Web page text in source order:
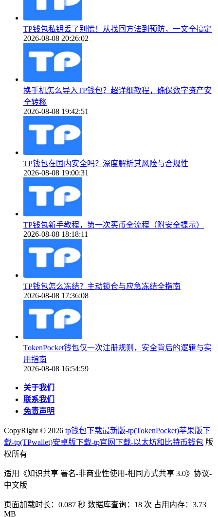
TP钱包私钥丢了别慌！从找回方法到预防，一文全搞定
2026-08-08 20:26:02
换手机怎么导入TP钱包？超详细教程，确保数字资产安
全转移
2026-08-08 19:42:51
TP钱包在国内安全吗？深度解析其风险与合规性
2026-08-08 19:00:31
TP钱包新手教程，第一次买币全流程（附安全提示）
2026-08-08 18:18:11
TP钱包怎么冻结？主动锁仓与应急冻结全指南
2026-08-08 17:36:08
TokenPocket钱包仅一次注册规则，安全背后的逻辑与实
用指南
2026-08-08 16:54:59
关于我们
联系我们
免责声明
CopyRight © 2026 tp钱包下载最新版-tp(TokenPocket)苹果版下
载-tp(TPwallet)安卓版下载-tp官网下载-以太坊和比特币钱包 版
权所有
适用《知识共享 署名-非商业性使用-相同方式共享 3.0》协议-
中文版
页面加载时长：0.087 秒 数据库查询：18 次 占用内存：3.73
MB